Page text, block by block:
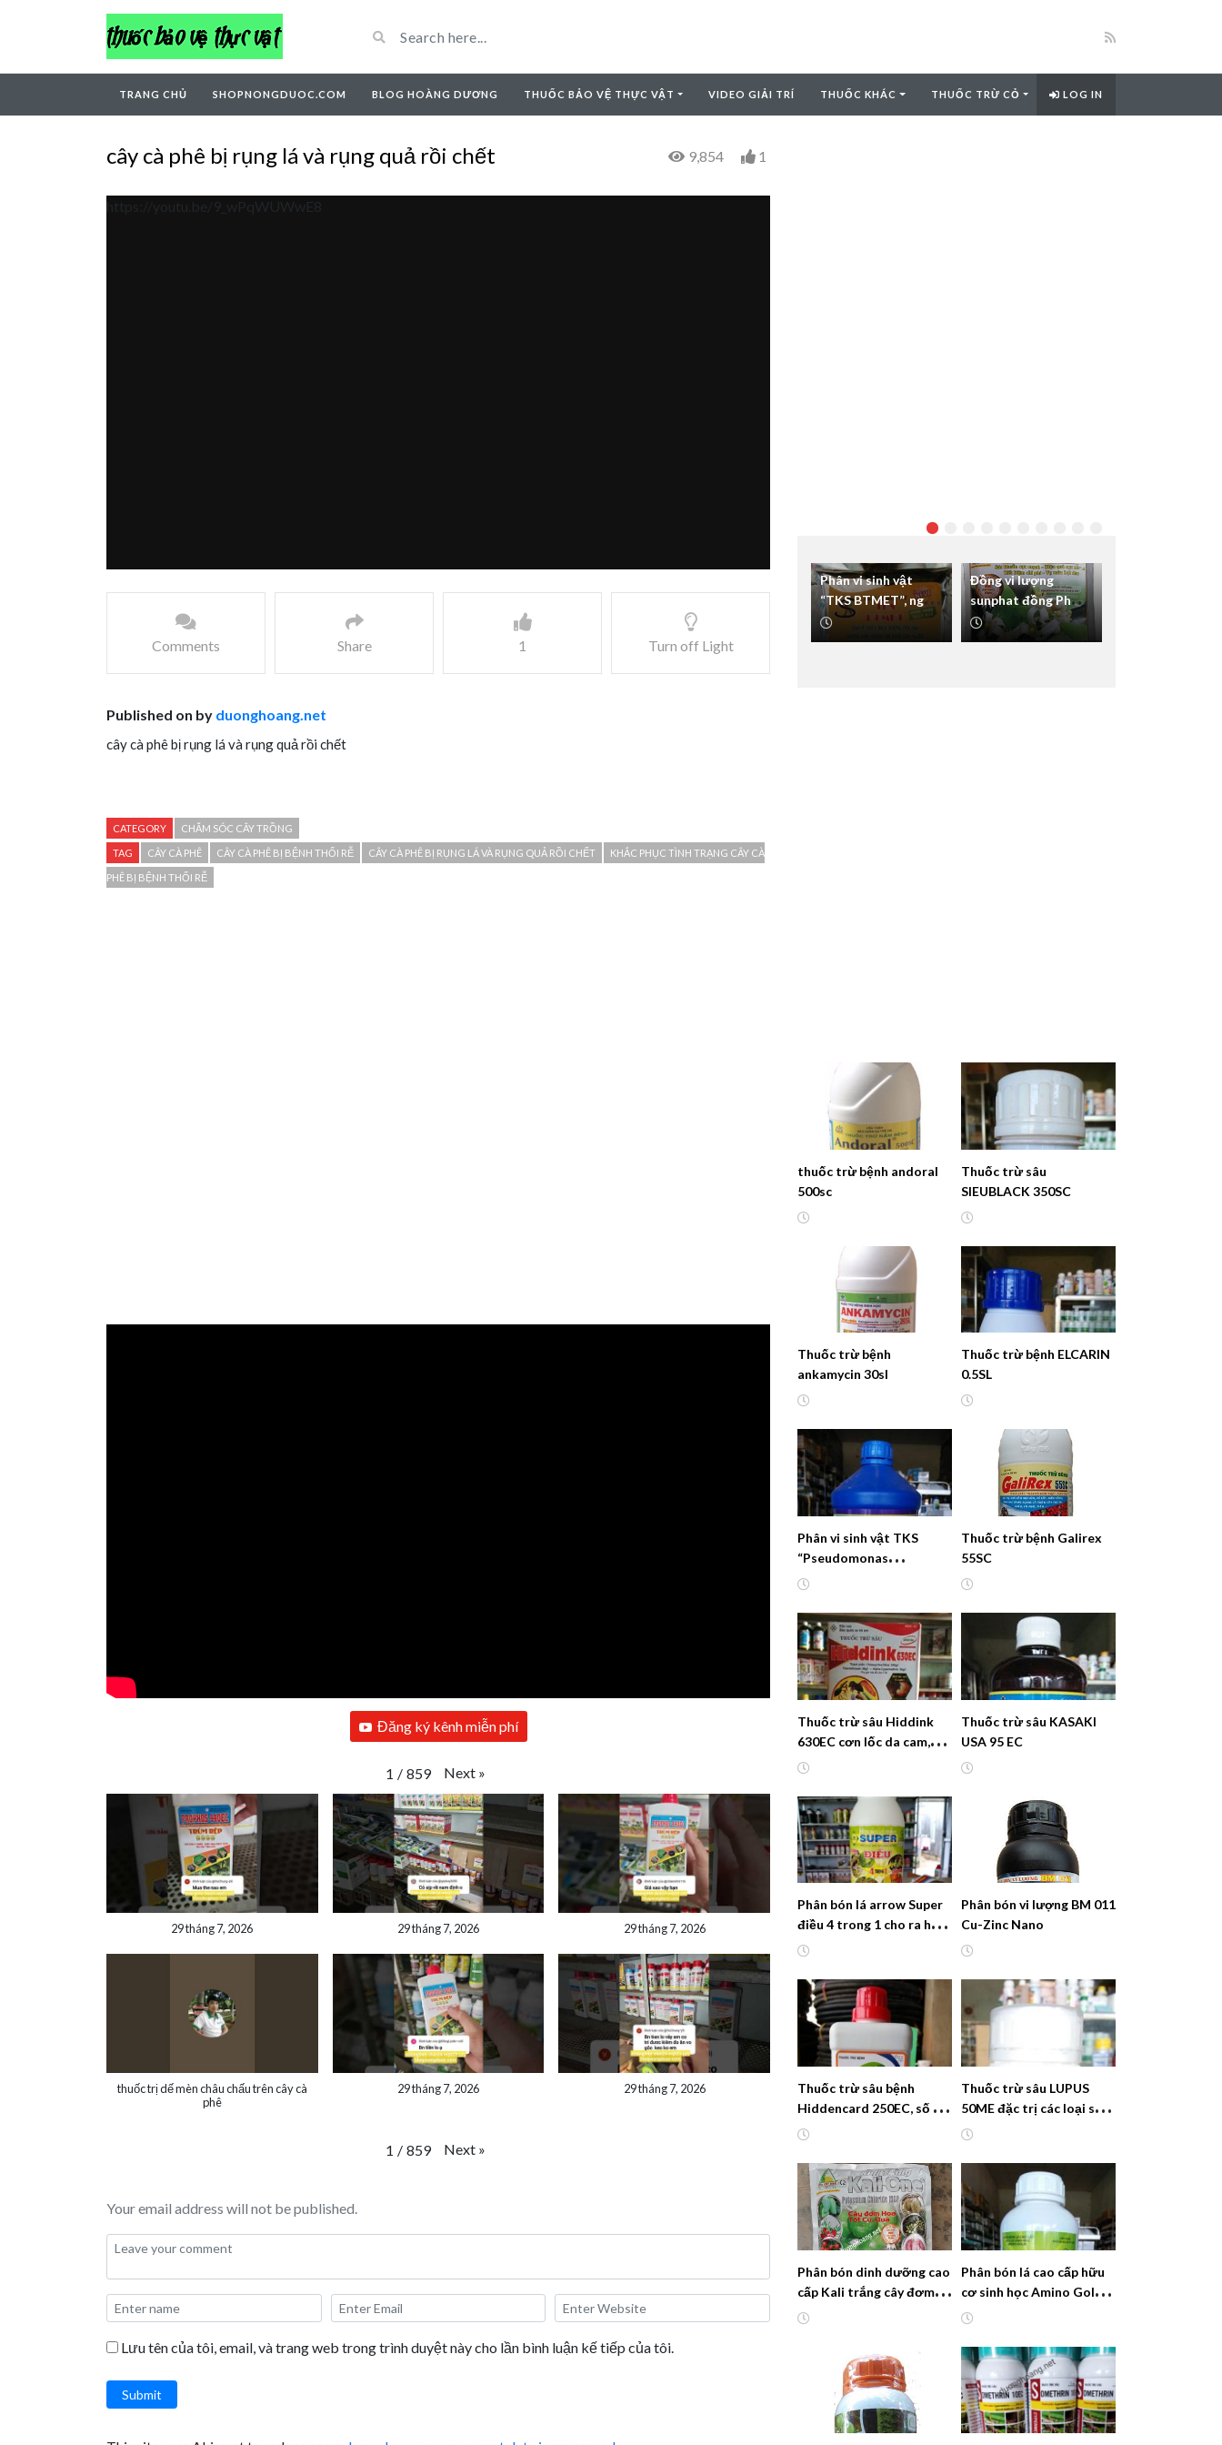
TRANG CHỦ SHOPNONGDUOC.COM BLOG HOÀNG DƯƠNG THUỐC BẢO VỆ THỰC VẬT VIDEO GIẢI TRÍ THUỐC KHÁC THUỐC TRỪ CỎ LOG IN
cây cà phê bị rụng lá và rụng quả rồi chết 9,854 1
https://youtu.be/9_wPqWUWwE8
Comments Share 1 Turn off Light
Published on by duonghoang.net
cây cà phê bị rụng lá và rụng quả rồi chết
CATEGORY CHĂM SÓC CÂY TRỒNG
TAG CÂY CÀ PHÊ CÂY CÀ PHÊ BỊ BỆNH THỐI RỄ CÂY CÀ PHÊ BỊ RỤNG LÁ VÀ RỤNG QUẢ RỒI CHẾT KHẮC PHỤC TÌNH TRẠNG CÂY CÀ
PHÊ BỊ BỆNH THỐI RỄ
Đăng ký kênh miễn phí
1 / 859 Next »
29 tháng 7, 2026 29 tháng 7, 2026 29 tháng 7, 2026
thuốc trị dế mèn châu chấu trên cây cà
phê
29 tháng 7, 2026 29 tháng 7, 2026
1 / 859 Next »
Your email address will not be published.
Lưu tên của tôi, email, và trang web trong trình duyệt này cho lần bình luận kế tiếp của tôi.
Submit
Phân vi sinh vật
“TKS BTMET”, ngăn
ngừa rệp sáp, ve sầu
Đồng vi lượng
sunphat đồng Phức
hợp
thuốc trừ bệnh andoral
500sc
Thuốc trừ sâu
SIEUBLACK 350SC
Thuốc trừ bệnh
ankamycin 30sl
Thuốc trừ bệnh ELCARIN
0.5SL
Phân vi sinh vật TKS
“Pseudomonas
Fluoresce”
Thuốc trừ bệnh Galirex
55SC
Thuốc trừ sâu Hiddink
630EC cơn lốc da cam,
công phá cực mạnh, hiệu
Thuốc trừ sâu KASAKI
USA 95 EC
Phân bón lá arrow Super
điều 4 trong 1 cho ra hoa,
đậu trái, chống rụng, to
Phân bón vi lượng BM 011
Cu-Zinc Nano
Thuốc trừ sâu bệnh
Hiddencard 250EC, số 1
Hàn Quốc
Thuốc trừ sâu LUPUS
50ME đặc trị các loại sâu
rầy khó trị
Phân bón dinh dưỡng cao
cấp Kali trắng cây đơm
hoa tốt quả củ
Phân bón lá cao cấp hữu
cơ sinh học Amino Gold,
Siêu Tăng Trưởng